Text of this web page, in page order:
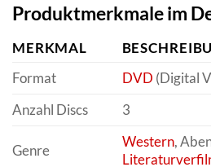
Produktmerkmale im
MERKMAL
Format
DVD (Digital
Anzahl Discs
3
Genre
Western,